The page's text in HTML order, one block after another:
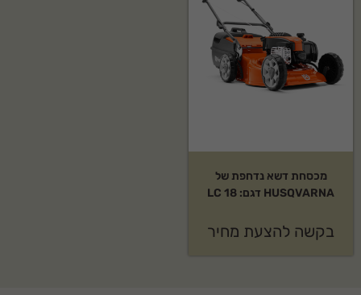
מכסחת דשא נדחפת של
HUSQVARNA דגם: LC 18
בקשה להצעת מחיר